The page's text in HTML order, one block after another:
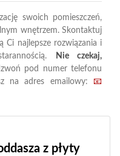
swoich pomieszczeń,
wnętrzem. Skontaktuj
Ci najlepsze rozwiązania i
Nie czekaj,
pod numer telefonu
na adres emailowy:📧
z płyty